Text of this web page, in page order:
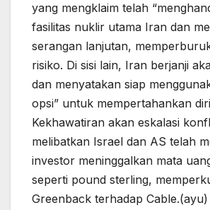
yang mengklaim telah
fasilitas nuklir utama Iran dan
serangan lanjutan,
risiko. Di sisi lain, Iran berjanji
dan menyatakan siap
opsi” untuk mempertahankan
Kekhawatiran akan eskalasi
melibatkan Israel dan AS telah
investor meninggalkan mata
seperti pound sterling,
Greenback terhadap Cable.(ayu)